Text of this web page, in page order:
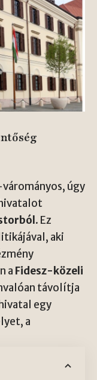
úgy
. Ez
aki
a Fidesz-közeli
távolítja
egy
a